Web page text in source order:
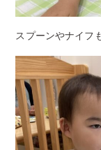
スプーンやナイフ